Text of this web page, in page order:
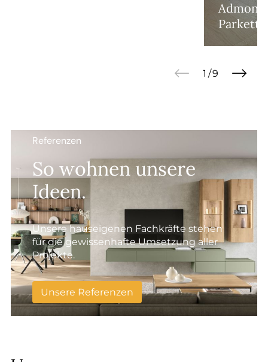
Referenzen
So wohnen unsere
Ideen.
Unsere hauseigenen Fachkräfte stehen
für die gewissenhafte Umsetzung aller
Projekte.
Unsere Referenzen